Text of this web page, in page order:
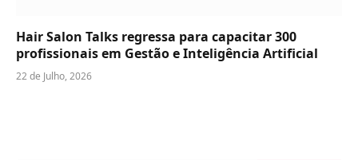
Hair Salon Talks regressa para capacitar 300
profissionais em Gestão e Inteligência Artificial
22 de Julho, 2026